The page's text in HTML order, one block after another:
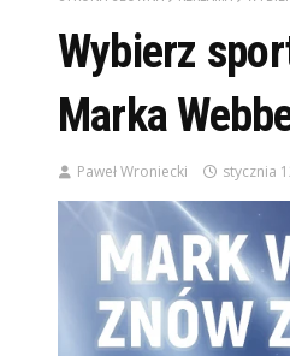
Wybierz
Marka
Paweł Wroniecki stycznia